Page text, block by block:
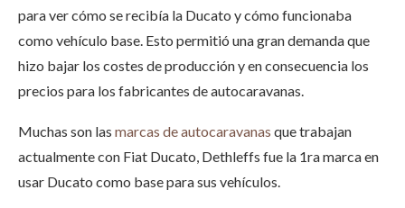
para ver cómo se recibía la Ducato y cómo funcionaba
como vehículo base. Esto permitió una gran demanda que
hizo bajar los costes de producción y en consecuencia los
precios para los fabricantes de autocaravanas.
Muchas son las marcas de autocaravanas que trabajan
actualmente con Fiat Ducato, Dethleffs fue la 1ra marca en
usar Ducato como base para sus vehículos.